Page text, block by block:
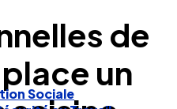
Sociale
de
un